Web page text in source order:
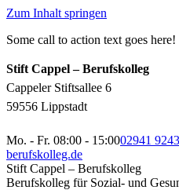
Zum Inhalt springen
Some call to action text goes here!
Stift Cappel – Berufskolleg
Cappeler Stiftsallee 6
59556 Lippstadt
Mo. - Fr. 08:00 - 15:0002941
berufskolleg.de
Stift Cappel – Berufskolleg
Berufskolleg für Sozial- und